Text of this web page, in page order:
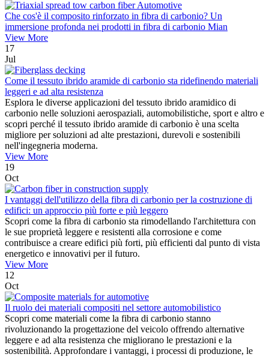
Che cos'è il composito rinforzato in fibra di carbonio? Un
immersione profonda nei prodotti in fibra di carbonio Mian
View More
17
Jul
Come il tessuto ibrido aramide di carbonio sta ridefinendo materiali
leggeri e ad alta resistenza
Esplora le diverse applicazioni del tessuto ibrido aramidico di
carbonio nelle soluzioni aerospaziali, automobilistiche, sport e altro e
scopri perché il tessuto ibrido aramide di carbonio è una scelta
migliore per soluzioni ad alte prestazioni, durevoli e sostenibili
nell'ingegneria moderna.
View More
19
Oct
I vantaggi dell'utilizzo della fibra di carbonio per la costruzione di
edifici: un approccio più forte e più leggero
Scopri come la fibra di carbonio sta rimodellando l'architettura con
le sue proprietà leggere e resistenti alla corrosione e come
contribuisce a creare edifici più forti, più efficienti dal punto di vista
energetico e innovativi per il futuro.
View More
12
Oct
Il ruolo dei materiali compositi nel settore automobilistico
Scopri come materiali come la fibra di carbonio stanno
rivoluzionando la progettazione del veicolo offrendo alternative
leggere e ad alta resistenza che migliorano le prestazioni e la
sostenibilità. Approfondare i vantaggi, i processi di produzione, le